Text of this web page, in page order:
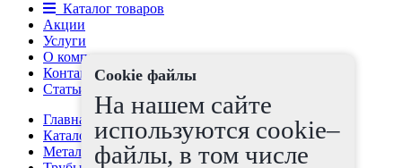
Каталог товаров
Акции
Услуги
О компании
Контакты
Статьи
Главная страница
Каталог
Металлопрокат
Cookie файлы
На нашем сайте
используются cookie–
файлы, в том числе